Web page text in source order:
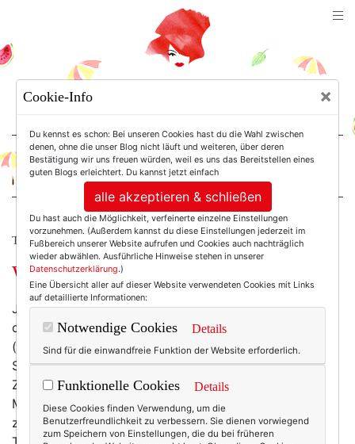
For Women. Not Girls.
TEXTERELLA PERSÖNLICH.
Wie ich lernte, Sport zu hassen.
Jedes Jahr dasselbe: Ich gehe mit sportlichen (im
doppelten Sinn!) Neujahrsvorsätzen an den Start
(dreimal wöchentlich ins Fitness-Studio, regelmäßig
Schwimmen und Yoga und so weiter) und nach kurzer
Zeit (wenn ich überhaupt damit anfange) bröckelt die
Motivation und ich bin froh, wenn ich meinen Körper
zumindest gelegentlich auf den heimischen Cross-
Cookie-Info ×
Du kennst es schon: Bei unseren Cookies hast du die Wahl zwischen
denen, ohne die unser Blog nicht läuft und weiteren, über deren
Bestätigung wir uns freuen würden, weil es uns das Bereitstellen eines
guten Blogs erleichtert. Du kannst jetzt einfach
alle akzeptieren & schließen
Du hast auch die Möglichkeit, verfeinerte einzelne Einstellungen
vorzunehmen. (Außerdem kannst du diese Einstellungen jederzeit im
Fußbereich unserer Website aufrufen und Cookies auch nachträglich
wieder abwählen. Ausführliche Hinweise stehen in unserer
Datenschutzerklärung.)
Eine Übersicht aller auf dieser Website verwendeten Cookies mit Links
auf detaillierte Informationen:
Notwendige Cookies Details
Sind für die einwandfreie Funktion der Website erforderlich.
Funktionelle Cookies Details
Diese Cookies finden Verwendung, um die
Benutzerfreundlichkeit zu verbessern. Sie dienen vorwiegend
zum Speichern von Einstellungen, die du bei früheren